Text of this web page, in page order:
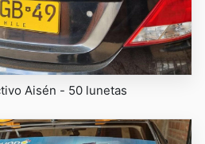
Aisén - 50 lunetas